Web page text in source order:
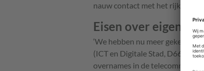
nauw contact met het rijk over
Eisen over
‘We hebben nu meer gekeken
(ICT en Digitale Stad, D66) in
overnames in de